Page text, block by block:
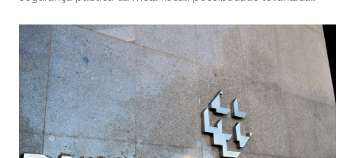
semana, seria “um erro”, e “desastrosa”, alertou o
economista-chefe e sócio da Warren Investimentos, Felipe
Salto, em participação na TC News. Lewandowski ventilou […]